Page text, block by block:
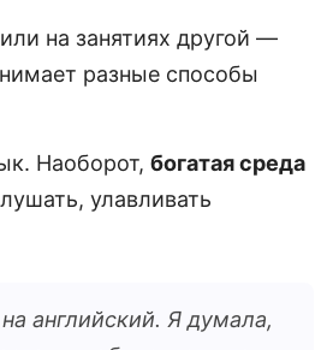
на занятиях другой —
разные способы
Наоборот, богатая среда
улавливать
английский. Я думала,